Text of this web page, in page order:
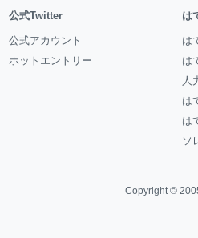
公式Twitter
公式アカウント
ホットエントリー
は
は
は
人
は
は
ソ
Copyright ©